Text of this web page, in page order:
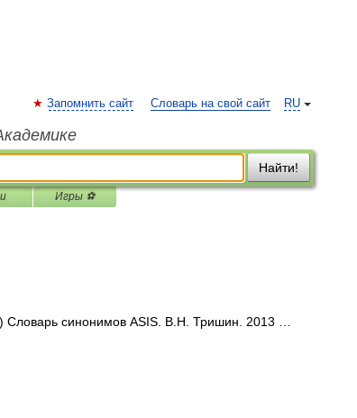
RU
Запомнить сайт Словарь на свой сайт
Найти!
Игры ⚽
Словарь синонимов ASIS. В.Н. Тришин. 2013 …